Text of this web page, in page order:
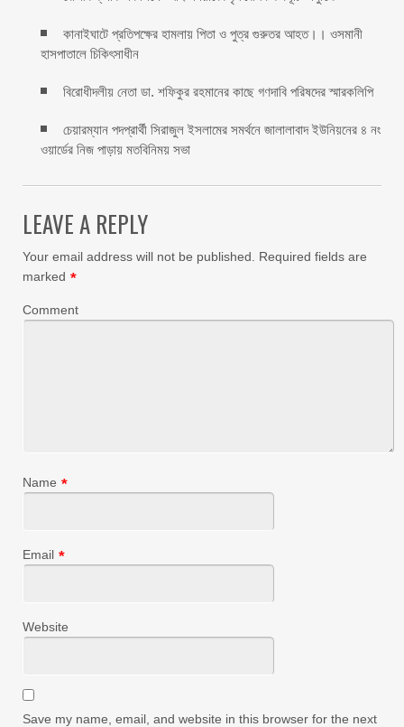
কানাইঘাটে প্রতিপক্ষের হামলায় পিতা ও পুত্র গুরুতর আহত।। ওসমানী
হাসপাতালে চিকিৎসাধীন
বিরোধীদলীয় নেতা ডা. শফিকুর রহমানের কাছে গণদাবি পরিষদের স্মারকলিপি ‎
চেয়ারম্যান পদপ্রার্থী সিরাজুল ইসলামের সমর্থনে জালালাবাদ ইউনিয়নের ৪ নং
ওয়ার্ডের নিজ পাড়ায় মতবিনিময় সভা
LEAVE A REPLY
Your email address will not be published.
Required fields are
marked *
Comment
Name *
Email *
Website
Save my name, email, and website in this browser for the next